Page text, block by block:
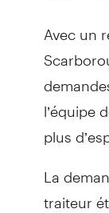
Avec un
l’équipe
plus
La
traiteur